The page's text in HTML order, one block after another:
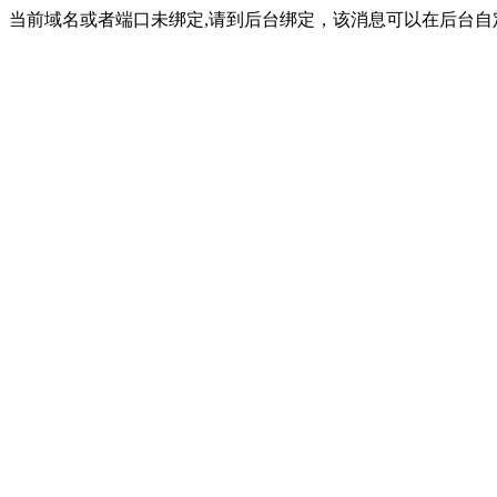
当前域名或者端口未绑定,请到后台绑定，该消息可以在后台自